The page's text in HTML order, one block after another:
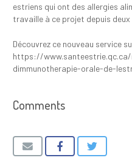
estriens qui ont des allergies
travaille à ce projet depuis deux
Découvrez ce nouveau service
https://www.santeestrie.qc.ca/
dimmunotherapie-orale-de-
Comments